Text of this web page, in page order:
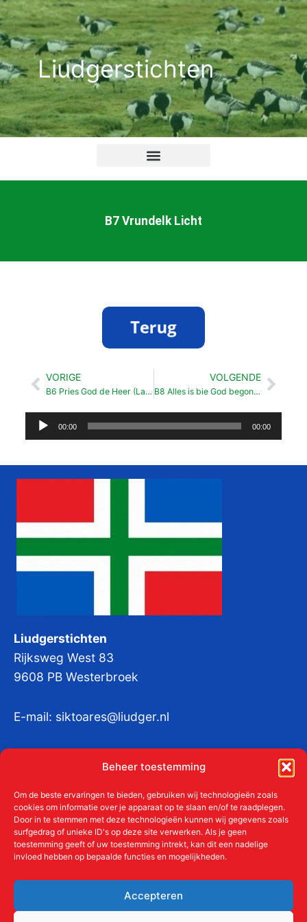
Beheer toestemming
Om de beste ervaringen te bieden, gebruiken wij technologieën zoals
cookies om informatie over je apparaat op te slaan en/of te raadplegen.
Door in te stemmen met deze technologieën kunnen wij gegevens zoals
surfgedrag of unieke ID's op deze site verwerken. Als je geen
toestemming geeft of uw toestemming intrekt, kan dit een nadelige
invloed hebben op bepaalde functies en mogelijkheden.
Accepteren
Ga
naar
de
inhoudLiudgerstichten
B7 Vrundelk Licht
Vorige
VORIGE
B6 Pries God de Heer (Laid 434 1, 3 en 5)
VOLGENDE
B8 Alles is bie God begonnen
Audiospeler
00:00 00:00
Liudgerstichten
Rijksweg West 83
9608 PB Westerbroek
E-mail: siktoares@liudger.nl
KvKnr:41011712
Meer over de Liudgerstichten
Aanmelden als donateur
ANBI